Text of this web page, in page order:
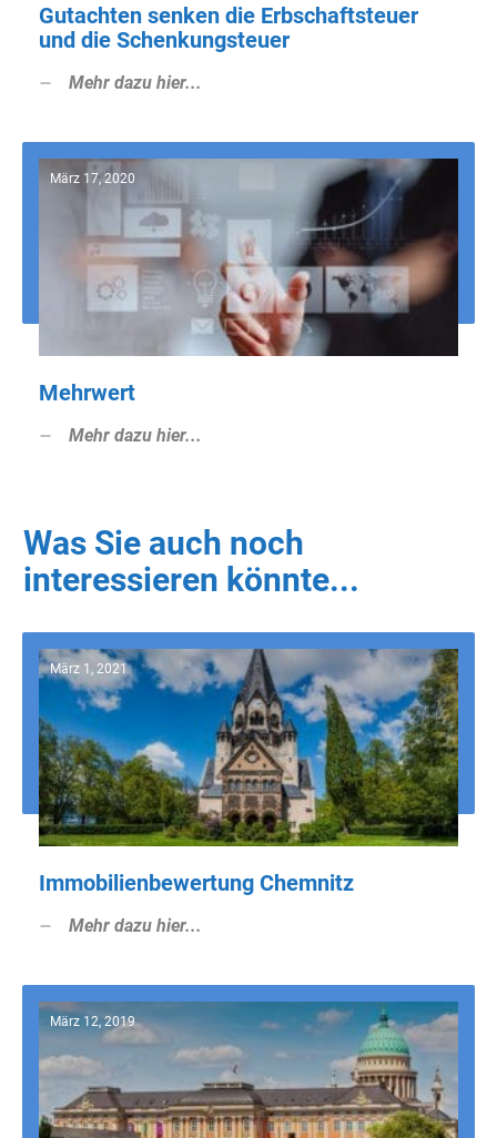
Gutachten senken die Erbschaftsteuer
und die Schenkungsteuer
Mehr dazu hier...
März 17, 2020
Mehrwert
Mehr dazu hier...
Was Sie auch noch
interessieren könnte...
März 1, 2021
Immobilienbewertung Chemnitz
Mehr dazu hier...
März 12, 2019